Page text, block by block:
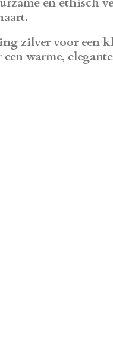
en ethisch
zilver voor een
warme,